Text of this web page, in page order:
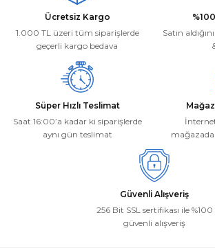
Ücretsiz Kargo
1.000 TL üzeri tüm siparişlerde
geçerli kargo bedava
Satın
Süper Hızlı Teslimat
Saat 16:00’a kadar ki siparişlerde
aynı gün teslimat
Güvenli Alışveriş
256 Bit SSL sertifikası ile %100
güvenli alışveriş